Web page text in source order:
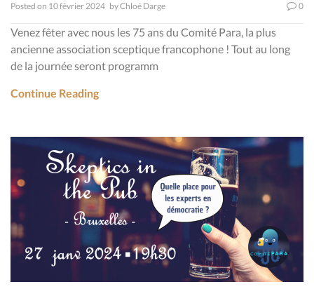
Posted on 10 février 2024 byChloé Darge 0
Venez fêter avec nous les 75 ans du Comité Para, la plus
ancienne association sceptique francophone ! Tout au long
de la journée seront programm
Continue Reading